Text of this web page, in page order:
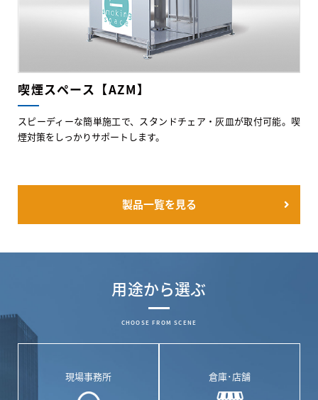
喫煙スペース【AZM】
スピーディーな簡単施工で、スタンドチェア・灰皿が取付可能。喫
煙対策をしっかりサポートします。
製品一覧を見る
用途から選ぶ
CHOOSE FROM SCENE
現場事務所 倉庫･店舗